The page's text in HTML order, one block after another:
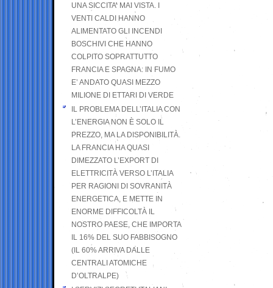
UNA SICCITA’ MAI VISTA. I
VENTI CALDI HANNO
ALIMENTATO GLI INCENDI
BOSCHIVI CHE HANNO
COLPITO SOPRATTUTTO
FRANCIA E SPAGNA: IN FUMO
E’ ANDATO QUASI MEZZO
MILIONE DI ETTARI DI VERDE
IL PROBLEMA DELL’ITALIA CON
L’ENERGIA NON È SOLO IL
PREZZO, MA LA DISPONIBILITÀ.
LA FRANCIA HA QUASI
DIMEZZATO L’EXPORT DI
ELETTRICITÀ VERSO L’ITALIA
PER RAGIONI DI SOVRANITÀ
ENERGETICA, E METTE IN
ENORME DIFFICOLTÀ IL
NOSTRO PAESE, CHE IMPORTA
IL 16% DEL SUO FABBISOGNO
(IL 60% ARRIVA DALLE
CENTRALI ATOMICHE
D’OLTRALPE)